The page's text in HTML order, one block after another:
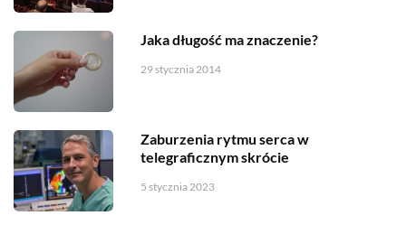
Jaka długość ma znaczenie?
29 stycznia 2014
Zaburzenia rytmu serca w
telegraficznym skrócie
5 stycznia 2023